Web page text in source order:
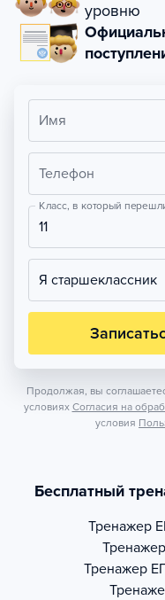
уровню
Имя
Телефон
Класс, в который
11
Я старшеклассник
Продолжая, вы
условиях Согласия на
условия
Бесплатный
Тренажер
Тренажер
Тренажер